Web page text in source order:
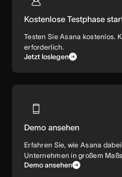
Kostenlose Testphase
Testen Sie Asana kostenlos.
erforderlich.
Jetzt loslegen
Demo ansehen
Erfahren Sie, wie Asana
Unternehmen in großem
Demo ansehen